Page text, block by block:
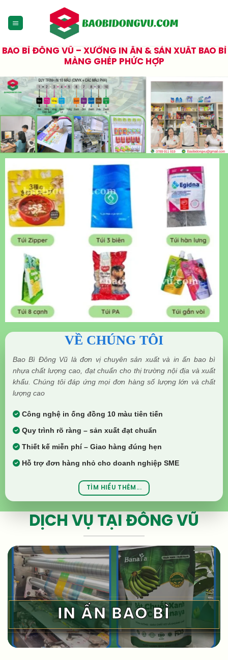
to
content
BAO BÌ ĐÔNG VŨ – XƯỞNG IN ẤN & SẢN XUẤT BAO BÌ
MÀNG GHÉP PHỨC HỢP
VỀ CHÚNG TÔI
Bao Bì Đông Vũ là đơn vị chuyên sản xuất và in ấn bao bì
nhựa chất lượng cao, đạt chuẩn cho thị trường nội địa và xuất
khẩu. Chúng tôi đáp ứng mọi đơn hàng số lượng lớn và chất
lượng cao
Công nghệ in ống đồng 10 màu tiên tiến
Quy trình rõ ràng – sản xuất đạt chuẩn
Thiết kế miễn phí – Giao hàng đúng hẹn
Hỗ trợ đơn hàng nhỏ cho doanh nghiệp SME
TÌM HIỂU THÊM...
DỊCH VỤ TẠI ĐÔNG VŨ
IN ẤN BAO BÌ